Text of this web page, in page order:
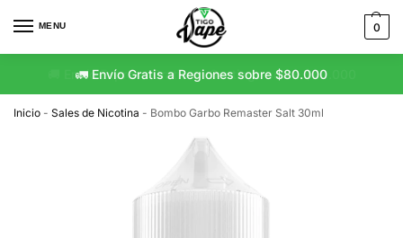
MENU 0
🚛 Envío Gratis a Regiones sobre $80.000
Inicio - Sales de Nicotina - Bombo Garbo Remaster Salt 30ml